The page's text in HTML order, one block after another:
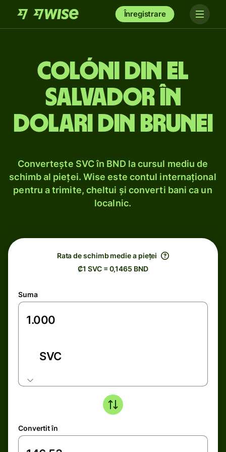
Înregistrare
Colóni din El
Salvador în
dolari din Brunei
Convertește SVC în BND la cursul mediu de
schimb al pieței. Wise este contul internațional
pentru a trimite, cheltui și converti bani ca un
localnic.
Rata de schimb medie a pieței
₡1 SVC = 0,1465 BND
Suma
SVC
Convertit în